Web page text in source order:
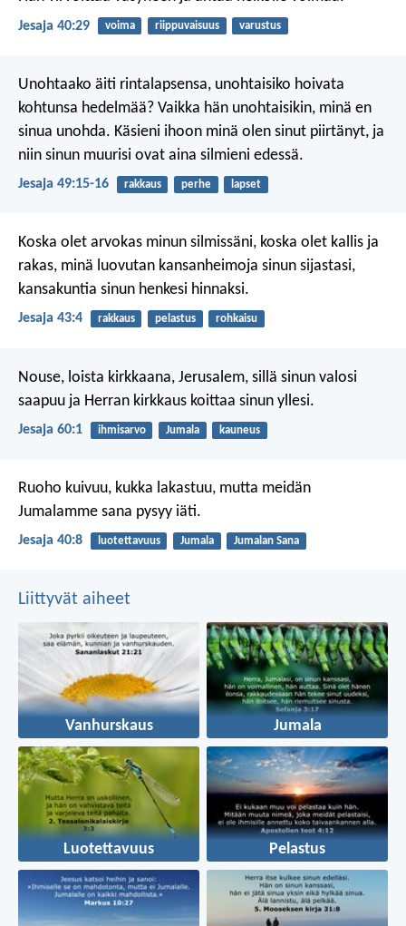
Jesaja 40:29 voima riippuvaisuus varustus
Unohtaako äiti rintalapsensa, unohtaisiko hoivata
kohtunsa hedelmää? Vaikka hän unohtaisikin, minä en
sinua unohda. Käsieni ihoon minä olen sinut piirtänyt, ja
niin sinun muurisi ovat aina silmieni edessä.
Jesaja 49:15-16 rakkaus perhe lapset
Koska olet arvokas minun silmissäni, koska olet kallis ja
rakas, minä luovutan kansanheimoja sinun sijastasi,
kansakuntia sinun henkesi hinnaksi.
Jesaja 43:4 rakkaus pelastus rohkaisu
Nouse, loista kirkkaana, Jerusalem, sillä sinun valosi
saapuu ja Herran kirkkaus koittaa sinun yllesi.
Jesaja 60:1 ihmisarvo Jumala kauneus
Ruoho kuivuu, kukka lakastuu, mutta meidän
Jumalamme sana pysyy iäti.
Jesaja 40:8 luotettavuus Jumala Jumalan Sana
Liittyvät aiheet
Vanhurskaus Jumala
Luotettavuus Pelastus